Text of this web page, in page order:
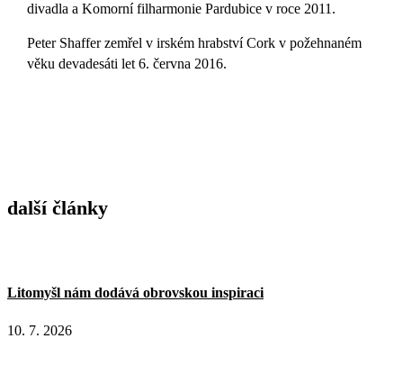
divadla a Komorní filharmonie Pardubice v roce 2011.
Peter Shaffer zemřel v irském hrabství Cork v požehnaném
věku devadesáti let 6. června 2016.
další články
Litomyšl nám dodává obrovskou inspiraci
10. 7. 2026